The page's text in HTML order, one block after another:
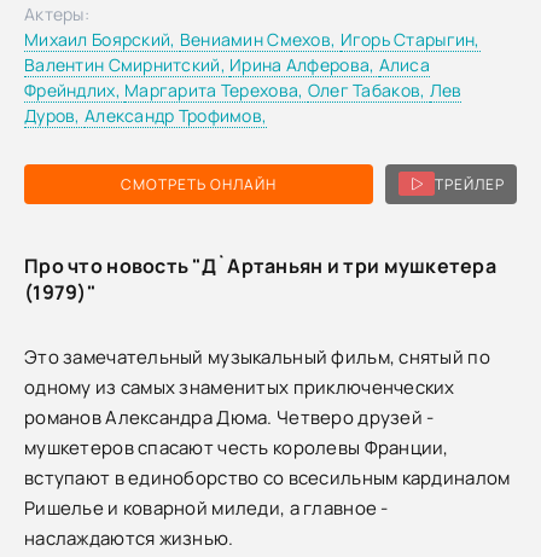
СМОТРЕТЬ ОНЛАЙН ТРЕЙЛЕР
Актеры:
Михаил Боярский, Вениамин Смехов, Игорь Старыгин,
Валентин Смирнитский, Ирина Алферова, Алиса
Фрейндлих, Маргарита Терехова, Олег Табаков, Лев
Дуров, Александр Трофимов,
Про что новость "Д`Артаньян и три мушкетера
(1979)"
Это замечательный музыкальный фильм, снятый по
одному из самых знаменитых приключенческих
романов Александра Дюма. Четверо друзей -
мушкетеров спасают честь королевы Франции,
вступают в единоборство со всесильным кардиналом
Ришелье и коварной миледи, а главное -
наслаждаются жизнью.